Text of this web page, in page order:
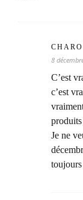
8
C’est
c’est
Je ne